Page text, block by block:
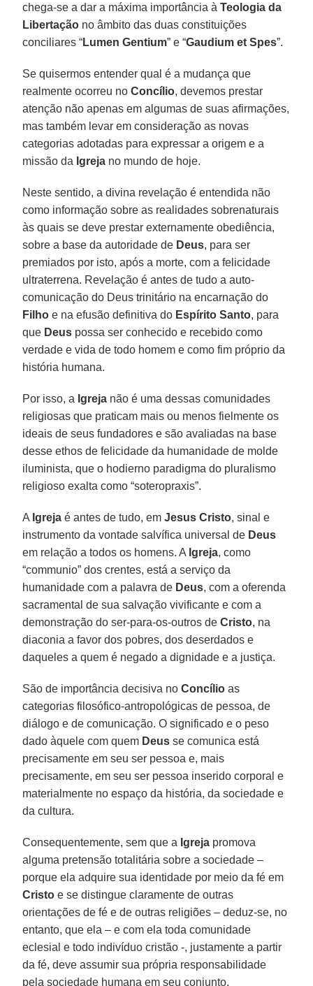
chega-se a dar a máxima importância àTeologia da
Libertação no âmbito das duas constituições
conciliares “Lumen Gentium” e “Gaudium et Spes”.
Se quisermos entender qual é a mudança que
realmente ocorreu noConcílio, devemos prestar
atenção não apenas em algumas de suas afirmações,
mas também levar em consideração as novas
categorias adotadas para expressar a origem e a
missão da Igreja no mundo de hoje.
Neste sentido, a divina revelação é entendida não
como informação sobre as realidades sobrenaturais
às quais se deve prestar externamente obediência,
sobre a base da autoridade de Deus, para ser
premiados por isto, após a morte, com a felicidade
ultraterrena. Revelação é antes de tudo a auto-
comunicação do Deus trinitário na encarnação do
Filho e na efusão definitiva do Espírito Santo, para
que Deus possa ser conhecido e recebido como
verdade e vida de todo homem e como fim próprio da
história humana.
Por isso, a Igreja não é uma dessas comunidades
religiosas que praticam mais ou menos fielmente os
ideais de seus fundadores e são avaliadas na base
desse ethos de felicidade da humanidade de molde
iluminista, que o hodierno paradigma do pluralismo
religioso exalta como “soteropraxis”.
A Igreja é antes de tudo, emJesus Cristo, sinal e
instrumento da vontade salvífica universal de Deus
em relação a todos os homens. A Igreja, como
“communio” dos crentes, está a serviço da
humanidade com a palavra de Deus, com a oferenda
sacramental de sua salvação vivificante e com a
demonstração do ser-para-os-outros deCristo, na
diaconia a favor dos pobres, dos deserdados e
daqueles a quem é negado a dignidade e a justiça.
São de importância decisiva noConcílio as
categorias filosófico-antropológicas de pessoa, de
diálogo e de comunicação. O significado e o peso
dado àquele com quem Deus se comunica está
precisamente em seu ser pessoa e, mais
precisamente, em seu ser pessoa inserido corporal e
materialmente no espaço da história, da sociedade e
da cultura.
Consequentemente, sem que a Igreja promova
alguma pretensão totalitária sobre a sociedade –
porque ela adquire sua identidade por meio da fé em
Cristo e se distingue claramente de outras
orientações de fé e de outras religiões – deduz-se, no
entanto, que ela – e com ela toda comunidade
eclesial e todo indivíduo cristão -, justamente a partir
da fé, deve assumir sua própria responsabilidade
pela sociedade humana em seu conjunto,